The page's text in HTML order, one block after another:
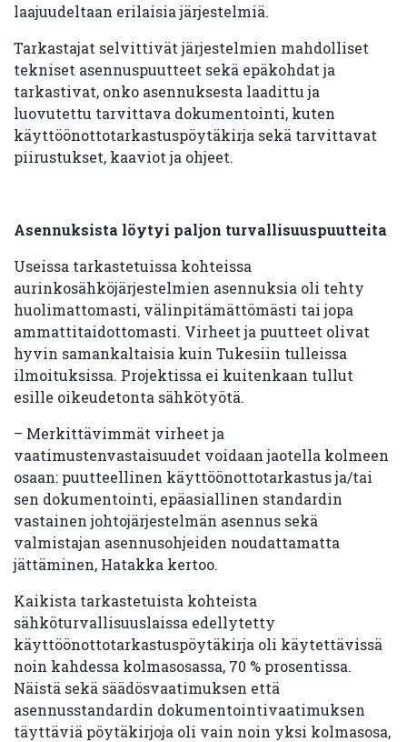
laajuudeltaan erilaisia järjestelmiä.
Tarkastajat selvittivät järjestelmien mahdolliset
tekniset asennuspuutteet sekä epäkohdat ja
tarkastivat, onko asennuksesta laadittu ja
luovutettu tarvittava dokumentointi, kuten
käyttöönottotarkastuspöytäkirja sekä tarvittavat
piirustukset, kaaviot ja ohjeet.
Asennuksista löytyi paljon turvallisuuspuutteita
Useissa tarkastetuissa kohteissa
aurinkosähköjärjestelmien asennuksia oli tehty
huolimattomasti, välinpitämättömästi tai jopa
ammattitaidottomasti. Virheet ja puutteet olivat
hyvin samankaltaisia kuin Tukesiin tulleissa
ilmoituksissa. Projektissa ei kuitenkaan tullut
esille oikeudetonta sähkötyötä.
– Merkittävimmät virheet ja
vaatimustenvastaisuudet voidaan jaotella kolmeen
osaan: puutteellinen käyttöönottotarkastus ja/tai
sen dokumentointi, epäasiallinen standardin
vastainen johtojärjestelmän asennus sekä
valmistajan asennusohjeiden noudattamatta
jättäminen, Hatakka kertoo.
Kaikista tarkastetuista kohteista
sähköturvallisuuslaissa edellytetty
käyttöönottotarkastuspöytäkirja oli käytettävissä
noin kahdessa kolmasosassa, 70 % prosentissa.
Näistä sekä säädösvaatimuksen että
asennusstandardin dokumentointivaatimuksen
täyttäviä pöytäkirjoja oli vain noin yksi kolmasosa,